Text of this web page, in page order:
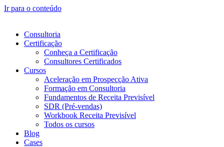
Ir para o conteúdo
Consultoria
Certificação
Conheça a Certificação
Consultores Certificados
Cursos
Aceleração em Prospecção Ativa
Formação em Consultoria
Fundamentos de Receita Previsível
SDR (Pré-vendas)
Workbook Receita Previsível
Todos os cursos
Blog
Cases